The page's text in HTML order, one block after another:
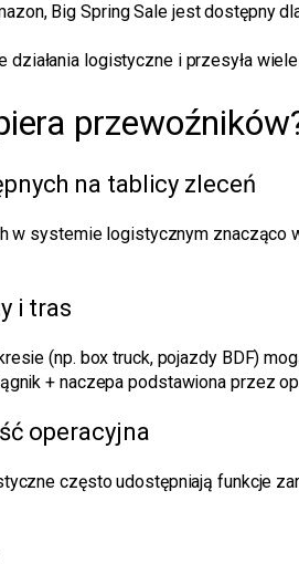
Big Spring Sale jest
logistyczne i przesyła
na tablicy zleceń
w systemie logistycznym
i tras
(np. box truck, pojazdy BDF)
+ naczepa podstawiona przez
operacyjna
często udostępniają funkcje